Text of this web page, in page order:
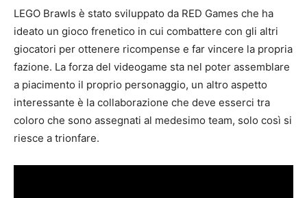
LEGO Brawls è stato sviluppato da RED Games che ha
ideato un gioco frenetico in cui combattere con gli altri
giocatori per ottenere ricompense e far vincere la propria
fazione. La forza del videogame sta nel poter assemblare
a piacimento il proprio personaggio, un altro aspetto
interessante è la collaborazione che deve esserci tra
coloro che sono assegnati al medesimo team, solo così si
riesce a trionfare.